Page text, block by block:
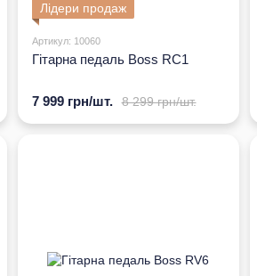
Лідери продаж
Артикул: 10060
Гітарна педаль Boss RC1
8 299 грн/шт.
7 999 грн/шт.